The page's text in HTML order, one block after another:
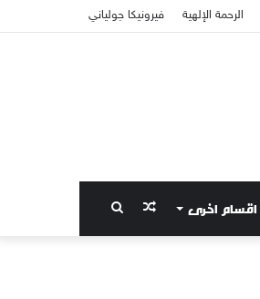
الرحمة الإلهية فيرونيكا جولياني
اقسام اخرى بحث مقال